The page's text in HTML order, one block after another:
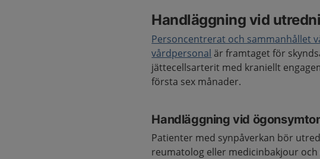
Handläggning vid
Personcentrerat och sammanhållet
vårdpersonal är framtaget för
jättecellsarterit med kraniellt
första sex månader.
Handläggning vid
Patienter med synpåverkan bör
reumatolog eller medicinbakjour